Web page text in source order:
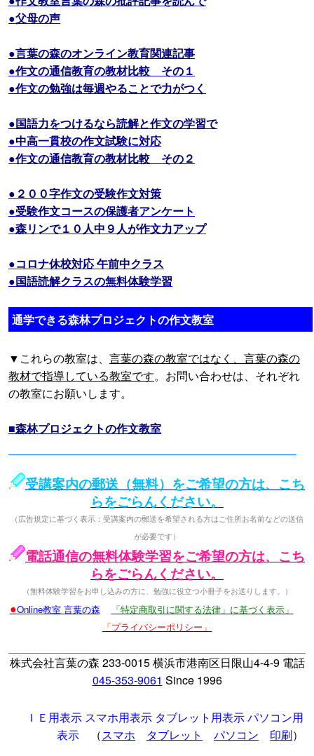
●父母の声
●言葉の森のオンライン教育関連記事
●作文の通信教育の教材比較 その１
●作文の勉強は毎週やることで力がつく
●国語力をつけるなら読解と作文の学習で
●中高一貫校の作文試験に対応
●作文の通信教育の教材比較 その２
●２００字作文の受験作文対策
●受験作文コースの保護者アンケート
●森リンで１０人中９人が作文力アップ
●コロナ休校対応 午前中クラス
●国語読解クラスの無料体験学習
通学できる森林プロジェクトの作文教室
▼これらの教室は、 言葉の森の教室ではなく、言葉の森の
教材で指導している教室です。お問い合わせは、それぞれ
の教室にお願いします。
■森林プロジェクトの作文教室
受講案内の郵送（無料）をご希望の方は、こち
らをごらんください。
（広告規定に基づく表示：受講案内の郵送を希望される方はご住所お名前などの送信
が必要です）
電話通信の無料体験学習をご希望の方は、こち
らをごらんください。
（無料体験学習をお申し込みの方に、勉強に役立つ小冊子をお送りします。）
●Online教室 言葉の森
「特定商取引に関する法律」に基づく表示」
「プライバシーポリシー」
株式会社言葉の森 233-0015 横浜市港南区日限山4-4-9 電話
045-353-9061 Since 1996
ＩＥ用表示 スマホ用表示 タブレット用表示パソコン用
表示 （スマホ タブレット パソコン 印刷）